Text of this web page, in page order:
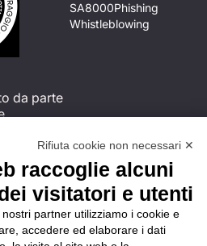
da parte
è
un
di
SA8000Phishing
Whistleblowing
Rifiuta cookie non necessari ✕
raccoglie alcuni
visitatori e utenti
partner utilizziamo i cookie e
accedere ed elaborare i dati